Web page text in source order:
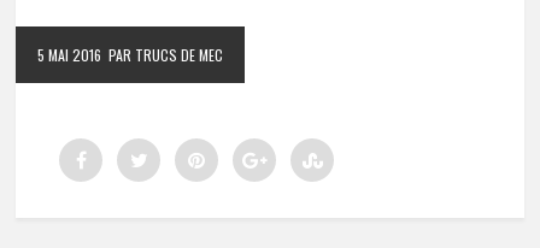
5 MAI 2016 PAR TRUCS DE MEC